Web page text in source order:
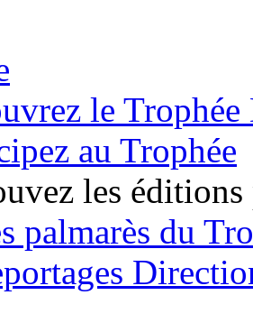
le
au Trophée
les éditions
palmarès du